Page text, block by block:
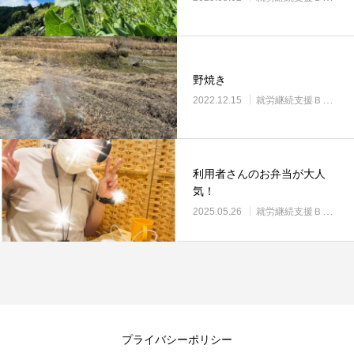
野焼き
2022.12.15 就労継続支援Ｂ型・ニコプレイス
利用者さんのお弁当が大人
気！
2025.05.26 就労継続支援Ｂ型・ニコプレイス
プライバシーポリシー